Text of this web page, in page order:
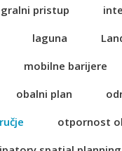
pristup
laguna
mobilne barijere
obalni plan
otpornost